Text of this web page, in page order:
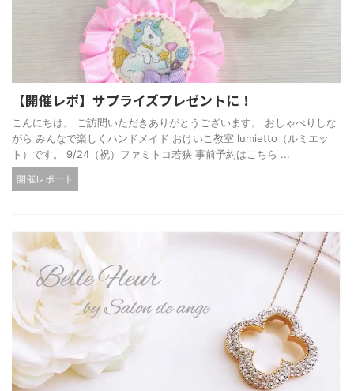
【開催レポ】サプライズプレゼントに！
こんにちは。 ご訪問いただきありがとうございます。 おしゃべりしな
がら みんなで楽しくハンドメイド おけいこ教室 lumietto（ルミエッ
ト）です。 9/24（祝）ファミトコ若狭 事前予約はこちら ...
開催レポート